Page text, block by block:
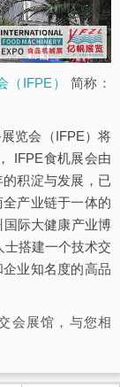
IFPE）
简称：
览会（IFPE）将
IFPE食机展会由
积淀与发展，已
产业链于一体的
际大健康产业博
士搭建一个技术交
业知名度的高品
会展馆，与您相